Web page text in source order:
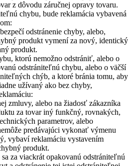
z dôvodu záručnej opravy tovaru.
chybu, bude reklamácia vybavená
odstránenie chyby, alebo,
produkt vymení za nový, identický
produkt.
ktorú nemožno odstrániť, alebo o
odstrániteľnú chybu, alebo o väčší
chýb, a ktoré bránia tomu, aby
užívaný ako bez chyby,
zmluvy, alebo na žiadosť zákazníka
za tovar iný funkčný, rovnakých,
parametrov, alebo
predávajúci vykonať výmenu
vybaví reklamáciu vystavením
produkt.
za viackrát opakovanú odstrániteľnú